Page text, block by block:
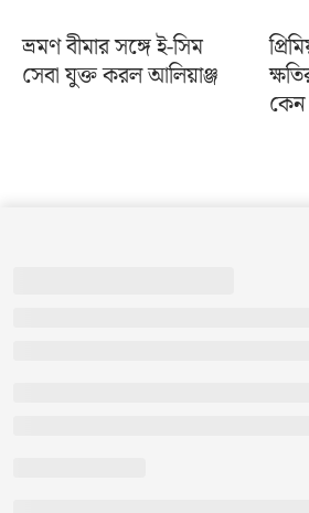
ভ্রমণ বীমার সঙ্গে ই-সিম
সেবা যুক্ত করল আলিয়াঞ্জ